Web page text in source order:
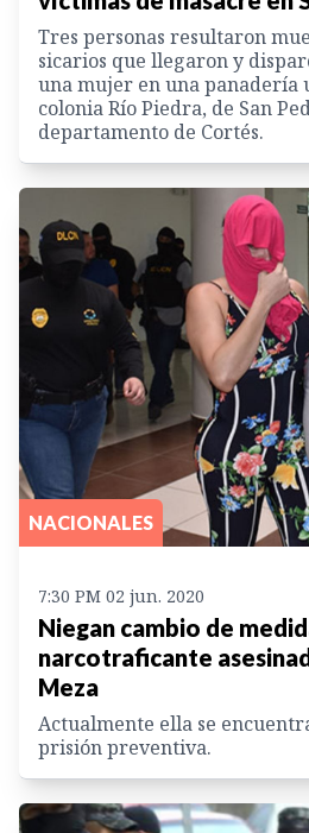
Tres personas resultaron
sicarios que llegaron y
una mujer en una panadería
colonia Río Piedra, de San
departamento de Cortés.
NACIONALES
7:30 PM 02 jun. 2020
Niegan cambio de
narcotraficante
Meza
Actualmente ella se
prisión preventiva.